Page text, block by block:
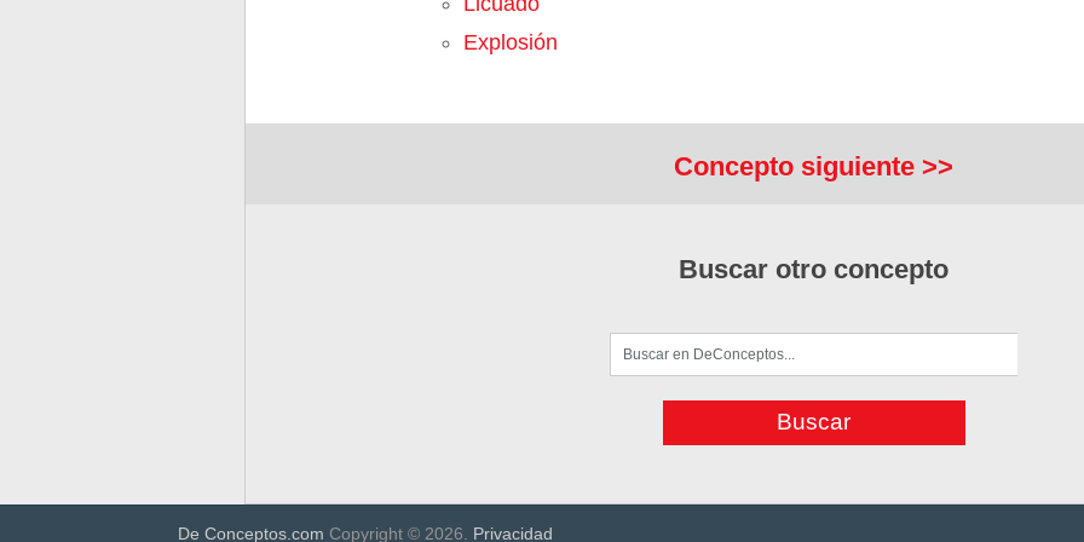
Explosión
Concepto siguiente >>
Buscar otro concepto
De Conceptos.com Copyright © 2026. Privacidad